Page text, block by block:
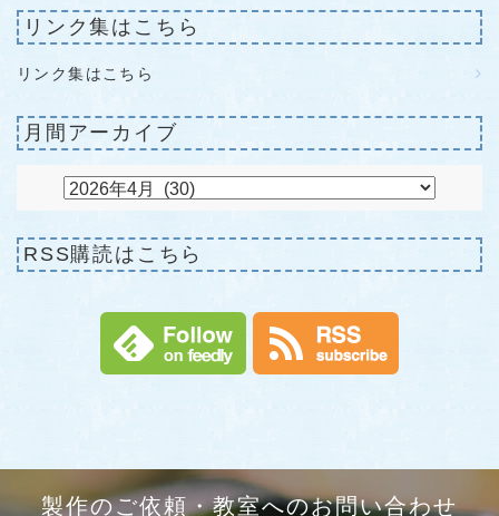
リンク集はこちら
リンク集はこちら
月間アーカイブ
RSS購読はこちら
製作のご依頼・教室へのお問い合わせ